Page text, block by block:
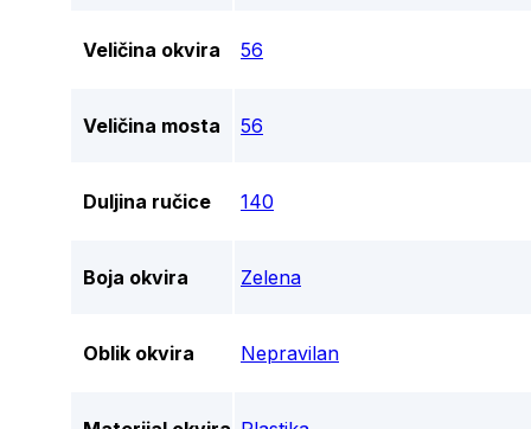
Veličina okvira 56
Veličina mosta 56
Duljina ručice 140
Boja okvira Zelena
Oblik okvira Nepravilan